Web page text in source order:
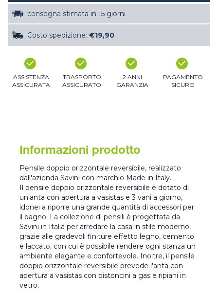
consegna stimata in 15 giorni
Costo spedizione: €19,90
ASSISTENZA
ASSICURATA
TRASPORTO
ASSICURATO
2 ANNI
GARANZIA
PAGAMENTO
SICURO
Informazioni prodotto
Pensile doppio orizzontale reversibile, realizzato
dall'azienda Savini con marchio Made in Italy.
Il pensile doppio orizzontale reversibile è dotato di
un'anta con apertura a vasistas e 3 vani a giorno,
idonei a riporre una grande quantità di accessori per
il bagno. La collezione di pensili è progettata da
Savini in Italia per arredare la casa in stile moderno,
grazie alle gradevoli finiture effetto legno, cemento
e laccato, con cui è possibile rendere ogni stanza un
ambiente elegante e confortevole. Inoltre, il pensile
doppio orizzontale reversibile prevede l'anta con
apertura a vasistas con pistoncini a gas e ripiani in
vetro.